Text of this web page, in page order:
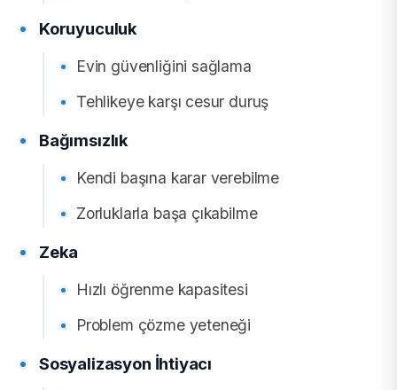
Koruyuculuk
Evin güvenliğini sağlama
Tehlikeye karşı cesur duruş
Bağımsızlık
Kendi başına karar verebilme
Zorluklarla başa çıkabilme
Zeka
Hızlı öğrenme kapasitesi
Problem çözme yeteneği
Sosyalizasyon İhtiyacı